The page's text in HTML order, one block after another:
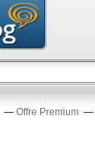
Offre Premium